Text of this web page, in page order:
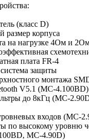
(класс D)
размер корпуса
на нагрузке 4Ом и
плата FR-4
защиты
монтажа
V5.1 (MC-4.100BD)
до 8кГц (MC-
входов (MC-
по высокому уровню
MC-4.90D)